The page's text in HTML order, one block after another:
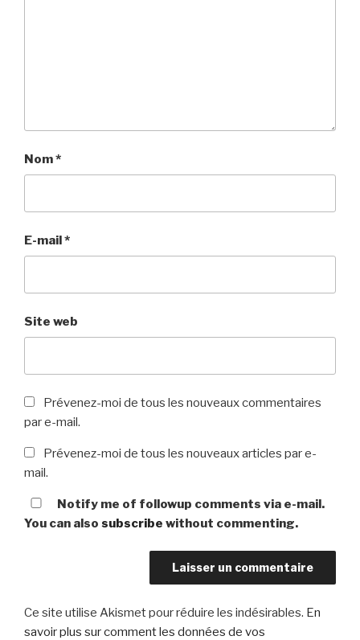
Nom*
E-mail*
Site web
Prévenez-moi de tous les nouveaux commentaires
par e-mail.
Prévenez-moi de tous les nouveaux articles par e-
mail.
Notify me of followup comments via e-mail.
You can also subscribe without commenting.
Ce site utilise Akismet pour réduire les indésirables. En
savoir plus sur comment les données de vos